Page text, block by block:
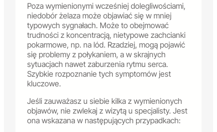
Poza wymienionymi wcześniej dolegliwościami,
niedobór żelaza może objawiać się w mniej
typowych sygnałach. Może to obejmować
trudności z koncentracją, nietypowe zachcianki
pokarmowe, np. na lód. Rzadziej, mogą pojawić
się problemy z połykaniem, a w skrajnych
sytuacjach nawet zaburzenia rytmu serca.
Szybkie rozpoznanie tych symptomów jest
kluczowe.
Jeśli zauważasz u siebie kilka z wymienionych
objawów, nie zwlekaj z wizytą u specjalisty. Jest
ona wskazana w następujących przypadkach: